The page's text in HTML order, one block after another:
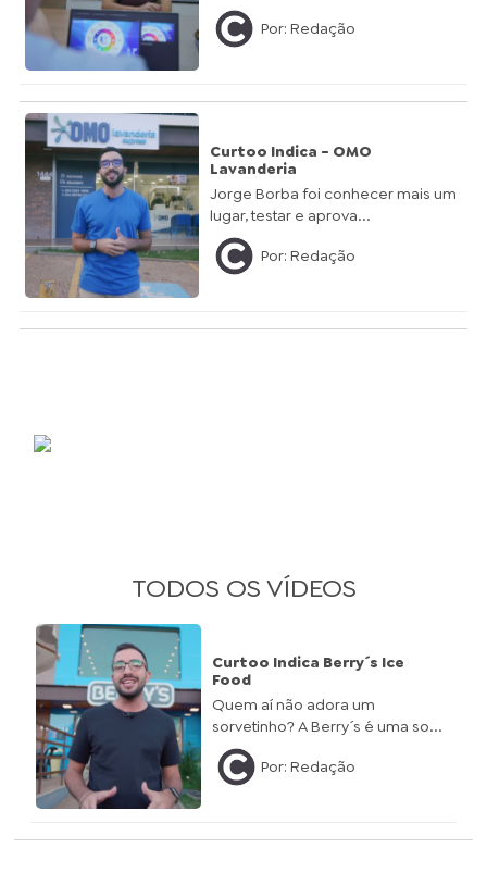
Por: Redação
Curtoo Indica - OMO
Lavanderia
Jorge Borba foi conhecer mais um
lugar, testar e aprova...
Por: Redação
TODOS OS VÍDEOS
Curtoo Indica Berry´s Ice
Food
Quem aí não adora um
sorvetinho? A Berry´s é uma so...
Por: Redação